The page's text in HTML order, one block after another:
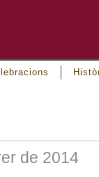
de 2014